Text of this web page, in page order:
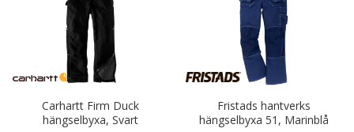
Carhartt Firm Duck
hängselbyxa, Svart
Fristads hantverks
hängselbyxa 51, Marinblå